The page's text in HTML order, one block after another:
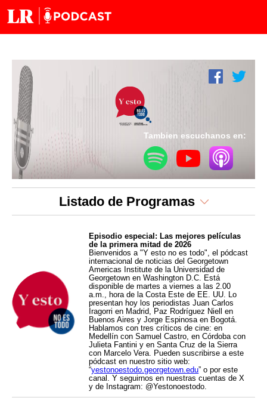
Tambien escuchanos en:
Listado de Programas
Episodio especial: Las mejores películas
de la primera mitad de 2026
Bienvenidos a "Y esto no es todo", el pódcast
internacional de noticias del Georgetown
Americas Institute de la Universidad de
Georgetown en Washington D.C. Está
disponible de martes a viernes a las 2.00
a.m., hora de la Costa Este de EE. UU. Lo
presentan hoy los periodistas Juan Carlos
Iragorri en Madrid, Paz Rodríguez Niell en
Buenos Aires y Jorge Espinosa en Bogotá.
Hablamos con tres críticos de cine: en
Medellín con Samuel Castro, en Córdoba con
Julieta Fantini y en Santa Cruz de la Sierra
con Marcelo Vera. Pueden suscribirse a este
pódcast en nuestro sitio web:
“yestonoestodo.georgetown.edu” o por este
canal. Y seguirnos en nuestras cuentas de X
y de Instagram: @Yestonoestodo.